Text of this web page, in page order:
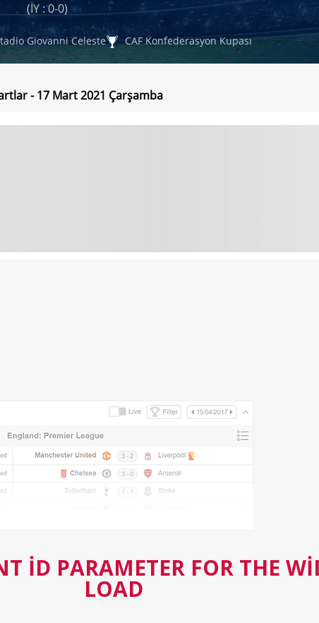
(İY : 0-0)
Giovanni Celeste CAF Konfederasyon Kupası
- 17 Mart 2021 Çarşamba
ID PARAMETER FOR THE
LOAD